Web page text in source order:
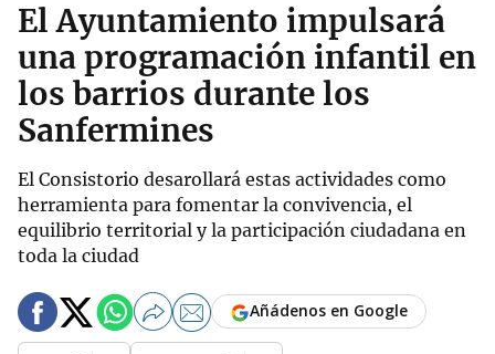
El Ayuntamiento impulsará
una programación infantil en
los barrios durante los
Sanfermines
El Consistorio desarollará estas actividades como
herramienta para fomentar la convivencia, el
equilibrio territorial y la participación ciudadana en
toda la ciudad
Añádenos en Google